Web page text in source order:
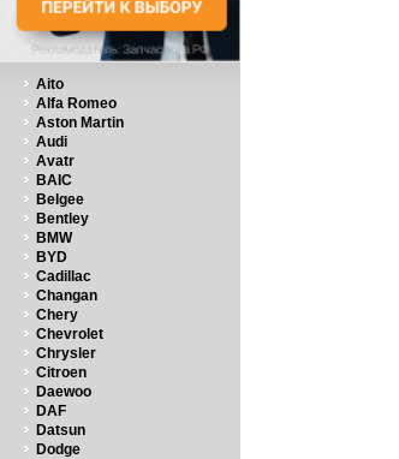
Aito
Alfa Romeo
Aston Martin
Audi
Avatr
BAIC
Belgee
Bentley
BMW
BYD
Cadillac
Changan
Chery
Chevrolet
Chrysler
Citroen
Daewoo
DAF
Datsun
Dodge